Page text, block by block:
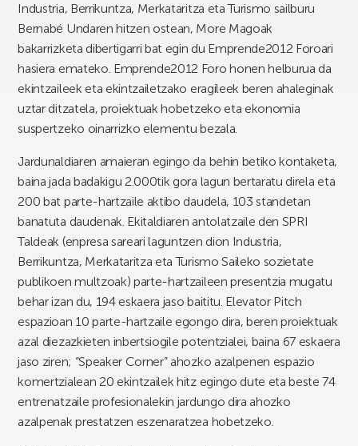
Industria, Berrikuntza, Merkataritza eta Turismo sailburu
Bernabé Undaren hitzen ostean, More Magoak
bakarrizketa dibertigarri bat egin du Emprende2012 Foroari
hasiera emateko. Emprende2012 Foro honen helburua da
ekintzaileek eta ekintzailetzako eragileek beren ahaleginak
uztar ditzatela, proiektuak hobetzeko eta ekonomia
suspertzeko oinarrizko elementu bezala.
Jardunaldiaren amaieran egingo da behin betiko kontaketa,
baina jada badakigu 2.000tik gora lagun bertaratu direla eta
200 bat parte-hartzaile aktibo daudela, 103 standetan
banatuta daudenak. Ekitaldiaren antolatzaile den SPRI
Taldeak (enpresa sareari laguntzen dion Industria,
Berrikuntza, Merkataritza eta Turismo Saileko sozietate
publikoen multzoak) parte-hartzaileen presentzia mugatu
behar izan du, 194 eskaera jaso baititu. Elevator Pitch
espazioan 10 parte-hartzaile egongo dira, beren proiektuak
azal diezazkieten inbertsiogile potentzialei, baina 67 eskaera
jaso ziren; “Speaker Corner” ahozko azalpenen espazio
komertzialean 20 ekintzailek hitz egingo dute eta beste 74
entrenatzaile profesionalekin jardungo dira ahozko
azalpenak prestatzen eszenaratzea hobetzeko.